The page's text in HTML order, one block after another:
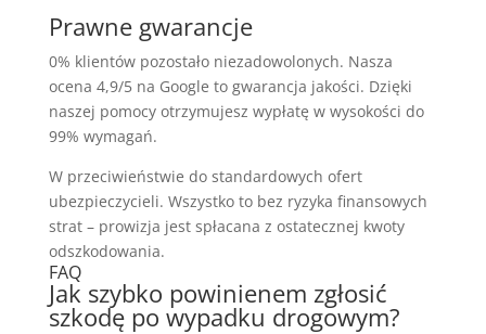
Prawne gwarancje
0% klientów pozostało niezadowolonych. Nasza
ocena 4,9/5 na Google to gwarancja jakości. Dzięki
naszej pomocy otrzymujesz wypłatę w wysokości do
99% wymagań.
W przeciwieństwie do standardowych ofert
ubezpieczycieli. Wszystko to bez ryzyka finansowych
strat – prowizja jest spłacana z ostatecznej kwoty
odszkodowania.
FAQ
Jak szybko powinienem zgłosić
szkodę po wypadku drogowym?